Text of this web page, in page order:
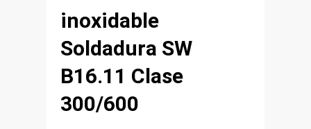
inoxidable
Soldadura SW
B16.11 Clase
300/600